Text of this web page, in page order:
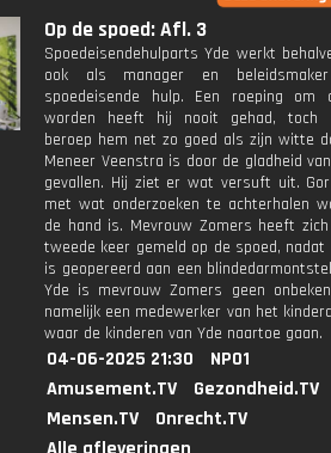
Op de spoed: Afl. 3
Spoedeisendehulparts Yde werkt
ook als manager en
spoedeisende hulp. Een roeping om
worden heeft hij nooit gehad, toch
beroep hem net zo goed als zijn witte
Meneer Veenstra is door de gladheid
gevallen. Hij ziet er wat versuft uit.
met wat onderzoeken te achterhalen
de hand is. Mevrouw Zomers heeft
tweede keer gemeld op de spoed, nadat
is geopereerd aan een
Yde is mevrouw Zomers geen
namelijk een medewerker van het
waar de kinderen van Yde naartoe gaan.
04-06-2025 21:30
NPO1
Amusement.TV
Gezondheid.TV
Mensen.TV
Onrecht.TV